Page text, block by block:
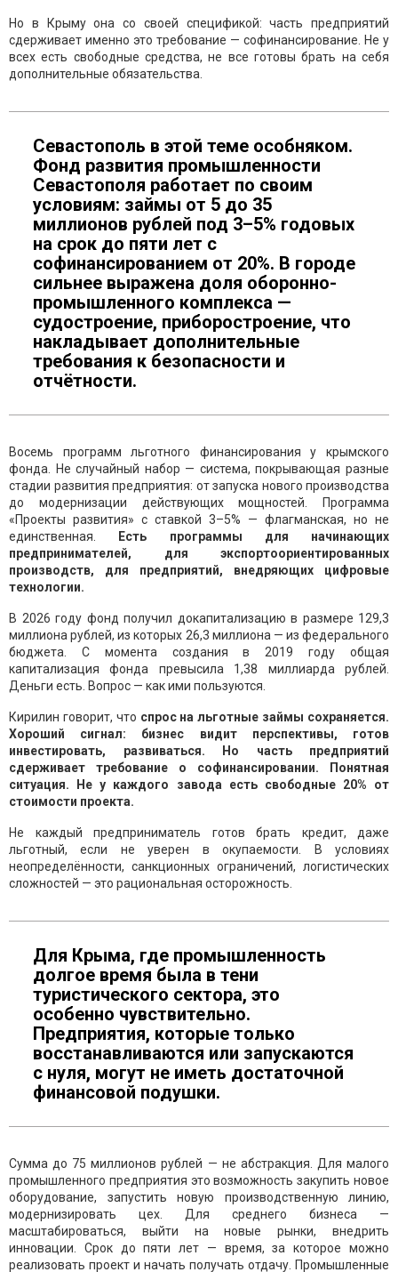
Но в Крыму она со своей спецификой: часть предприятий
сдерживает именно это требование — софинансирование. Не у
всех есть свободные средства, не все готовы брать на себя
дополнительные обязательства.
Севастополь в этой теме особняком.
Фонд развития промышленности
Севастополя работает по своим
условиям: займы от 5 до 35
миллионов рублей под 3–5% годовых
на срок до пяти лет с
софинансированием от 20%. В городе
сильнее выражена доля оборонно-
промышленного комплекса —
судостроение, приборостроение, что
накладывает дополнительные
требования к безопасности и
отчётности.
Восемь программ льготного финансирования у крымского
фонда. Не случайный набор — система, покрывающая разные
стадии развития предприятия: от запуска нового производства
до модернизации действующих мощностей. Программа
«Проекты развития» с ставкой 3–5% — флагманская, но не
единственная.
Есть программы для начинающих
предпринимателей, для экспортоориентированных
производств, для предприятий, внедряющих цифровые
технологии.
В 2026 году фонд получил докапитализацию в размере 129,3
миллиона рублей, из которых 26,3 миллиона — из федерального
бюджета. С момента создания в 2019 году общая
капитализация фонда превысила 1,38 миллиарда рублей.
Деньги есть. Вопрос — как ими пользуются.
Кирилин говорит, что спрос на льготные займы сохраняется.
Хороший сигнал: бизнес видит перспективы, готов
инвестировать, развиваться. Но часть предприятий
сдерживает требование о софинансировании. Понятная
ситуация. Не у каждого завода есть свободные 20% от
стоимости проекта.
Не каждый предприниматель готов брать кредит, даже
льготный, если не уверен в окупаемости. В условиях
неопределённости, санкционных ограничений, логистических
сложностей — это рациональная осторожность.
Для Крыма, где промышленность
долгое время была в тени
туристического сектора, это
особенно чувствительно.
Предприятия, которые только
восстанавливаются или запускаются
с нуля, могут не иметь достаточной
финансовой подушки.
Сумма до 75 миллионов рублей — не абстракция. Для малого
промышленного предприятия это возможность закупить новое
оборудование, запустить новую производственную линию,
модернизировать цех. Для среднего бизнеса —
масштабироваться, выйти на новые рынки, внедрить
инновации. Срок до пяти лет — время, за которое можно
реализовать проект и начать получать отдачу. Промышленные